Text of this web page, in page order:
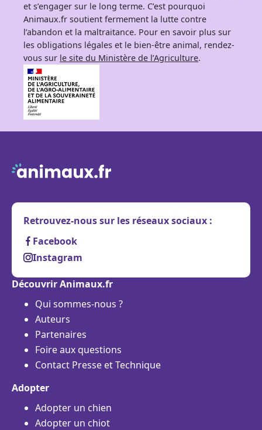
et s’engager sur le long terme. C’est pourquoi
Animaux.fr soutient fermement la lutte contre
l’abandon et la maltraitance. Pour en savoir plus sur
les obligations légales et le bien-être animal, rendez-
vous sur le site du Ministère de l’Agriculture.
Retrouvez-nous sur les réseaux sociaux :
Facebook
Instagram
Découvrir Animaux.fr
Qui sommes-nous ?
Auteurs
Partenaires
Foire aux questions
Contact Presse et Technique
Adopter
Adopter un chien
Adopter un chiot